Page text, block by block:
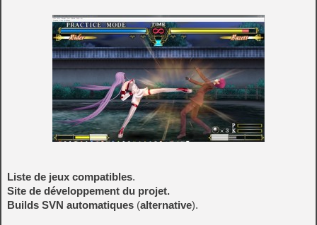
Liste de jeux compatibles.
Site de développement du projet.
Builds SVN automatiques (alternative).